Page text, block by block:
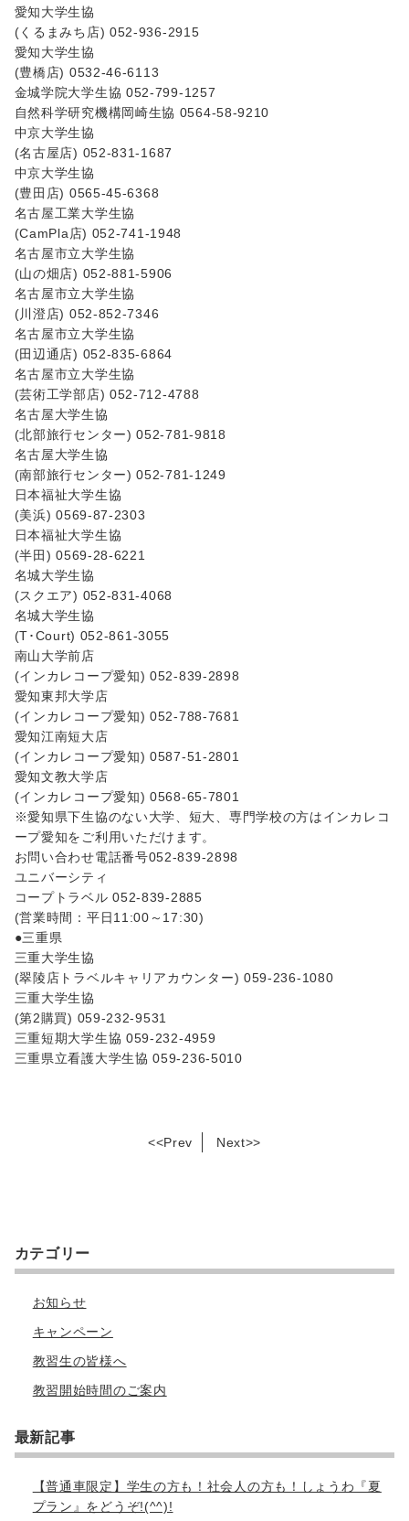
愛知大学生協
(くるまみち店) 052-936-2915
愛知大学生協
(豊橋店) 0532-46-6113
金城学院大学生協 052-799-1257
自然科学研究機構岡崎生協 0564-58-9210
中京大学生協
(名古屋店) 052-831-1687
中京大学生協
(豊田店) 0565-45-6368
名古屋工業大学生協
(CamPla店) 052-741-1948
名古屋市立大学生協
(山の畑店) 052-881-5906
名古屋市立大学生協
(川澄店) 052-852-7346
名古屋市立大学生協
(田辺通店) 052-835-6864
名古屋市立大学生協
(芸術工学部店) 052-712-4788
名古屋大学生協
(北部旅行センター) 052-781-9818
名古屋大学生協
(南部旅行センター) 052-781-1249
日本福祉大学生協
(美浜) 0569-87-2303
日本福祉大学生協
(半田) 0569-28-6221
名城大学生協
(スクエア) 052-831-4068
名城大学生協
(T･Court) 052-861-3055
南山大学前店
(インカレコープ愛知) 052-839-2898
愛知東邦大学店
(インカレコープ愛知) 052-788-7681
愛知江南短大店
(インカレコープ愛知) 0587-51-2801
愛知文教大学店
(インカレコープ愛知) 0568-65-7801
※愛知県下生協のない大学、短大、専門学校の方はインカレコ
ープ愛知をご利用いただけます。
お問い合わせ電話番号052-839-2898
ユニバーシティ
コープトラベル 052-839-2885
(営業時間：平日11:00～17:30)
●三重県
三重大学生協
(翠陵店トラベルキャリアカウンター) 059-236-1080
三重大学生協
(第2購買) 059-232-9531
三重短期大学生協 059-232-4959
三重県立看護大学生協 059-236-5010
<<Prev Next>>
カテゴリー
お知らせ
キャンペーン
教習生の皆様へ
教習開始時間のご案内
最新記事
【普通車限定】学生の方も！社会人の方も！しょうわ『夏
プラン』をどうぞ!(^^)!